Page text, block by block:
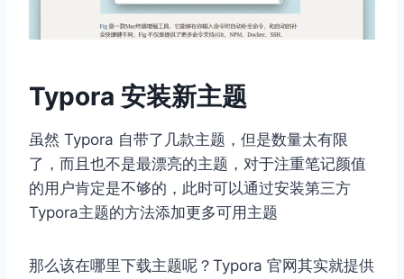
Typora 安装新主题
虽然 Typora 自带了几款主题，但是数量太有限
了，而且也不是最漂亮的主题，对于注重笔记颜值
的用户肯定是不够的，此时可以通过安装第三方
Typora主题的方法添加更多可用主题
那么该在哪里下载主题呢？Typora 官网其实就提供